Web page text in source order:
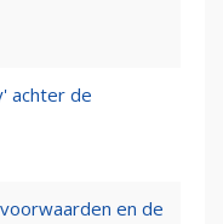
achter de
en de